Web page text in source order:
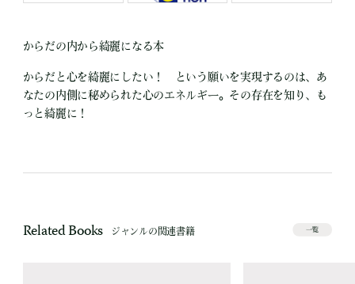
からだの内から綺麗になる本
からだと心を綺麗にしたい！ という願いを実現するのは、あ
なたの内側に秘められた心のエネルギー。その存在を知り、も
っと綺麗に！
Related Books ジャンルの関連書籍 一覧